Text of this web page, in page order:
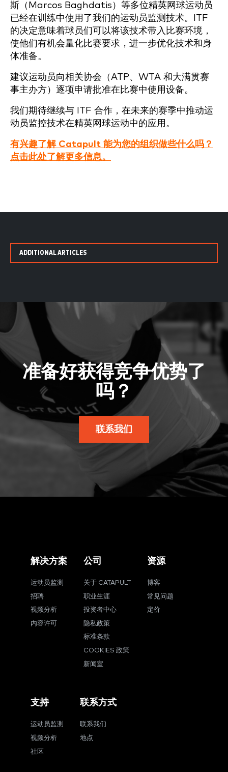
斯（Marcos Baghdatis）等多位精英网球运动员
已经在训练中使用了我们的运动员监测技术。ITF
的决定意味着球员们可以将该技术带入比赛环境，
使他们有机会量化比赛要求，进一步优化技术和身
体准备。
建议运动员向相关协会（ATP、WTA 和大满贯赛
事主办方）逐项申请批准在比赛中使用设备。
我们期待继续与 ITF 合作，在未来的赛季中推动运
动员监控技术在精英网球运动中的应用。
有兴趣了解 Catapult 能为您的组织做些什么吗？
点击此处了解更多信息。
ADDITIONAL ARTICLES
准备好获得竞争优势了
吗？
联系我们
解决方案
运动员监测
招聘
视频分析
内容许可
公司
关于 CATAPULT
职业生涯
投资者中心
隐私政策
标准条款
COOKIES 政策
新闻室
资源
博客
常见问题
定价
支持
运动员监测
视频分析
社区
联系方式
联系我们
地点